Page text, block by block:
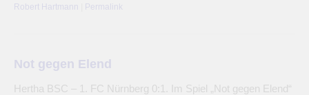
Robert Hartmann
Permalink
Not gegen Elend
Hertha BSC – 1. FC Nürnberg 0:1. Im Spiel „Not gegen Elend“